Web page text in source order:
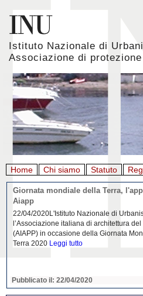
Istituto Nazionale di
Associazione di
Home Chi siamo Statuto
Giornata mondiale della Terra,
Aiapp
22/04/2020L'Istituto Nazionale di
l’Associazione italiana di architettura
(AIAPP) in occasione della Giornata
Terra 2020 Leggi tutto
Pubblicato il: 22/04/2020